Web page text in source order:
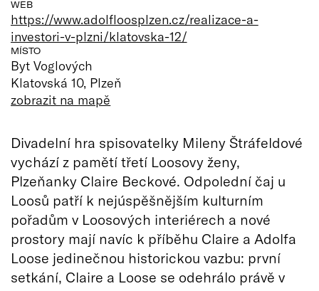
WEB
https://www.adolfloosplzen.cz/realizace-a-
investori-v-plzni/klatovska-12/
MÍSTO
Byt Voglových
Klatovská 10, Plzeň
zobrazit na mapě
Divadelní hra spisovatelky Mileny Štráfeldové
vychází z pamětí třetí Loosovy ženy,
Plzeňanky Claire Beckové. Odpolední čaj u
Loosů patří k nejúspěšnějším kulturním
pořadům v Loosových interiérech a nové
prostory mají navíc k příběhu Claire a Adolfa
Loose jedinečnou historickou vazbu: první
setkání, Claire a Loose se odehrálo právě v